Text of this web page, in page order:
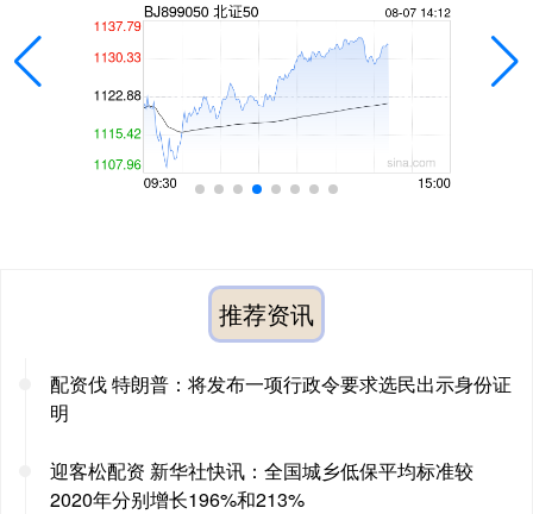
推荐资讯
配资伐 特朗普：将发布一项行政令要求选民出示身份证
明
迎客松配资 新华社快讯：全国城乡低保平均标准较
2020年分别增长196%和213%